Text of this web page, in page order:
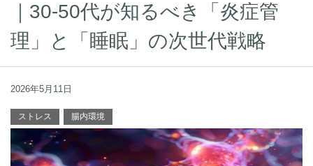
｜30-50代が知るべき「炎症管
理」と「睡眠」の次世代戦略
2026年5月11日
ストレス 腸内環境